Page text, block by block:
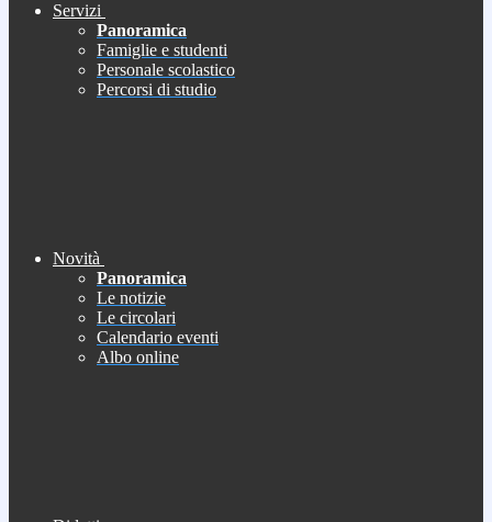
Servizi
Panoramica
Famiglie e studenti
Personale scolastico
Percorsi di studio
Novità
Panoramica
Le notizie
Le circolari
Calendario eventi
Albo online